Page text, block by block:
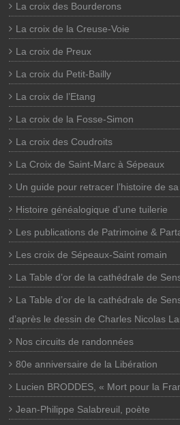
La croix des Bourderons
La croix de la Creuse-Voie
La croix de Preux
La croix du Petit-Bailly
La croix de l’Etang
La croix de la Fosse-Simon
La croix des Coudroits
La Croix de Saint-Marc à Sépeaux
Un guide pour retracer l’histoire de
Histoire généalogique d’une tuilerie
Les publications de Patrimoine &
Les croix de Sépeaux-Saint romain
La Table d’or de la cathédrale de
La Table d’or de la cathédrale de
d’après le dessin de Charles Nicolas
Nos circuits de randonnées
80e anniversaire de la Libération
Lucien BRODDES, « Mort pour la
Jean-Philippe Salabreuil, poète